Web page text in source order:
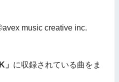
music creative inc.
に収録されている曲をま